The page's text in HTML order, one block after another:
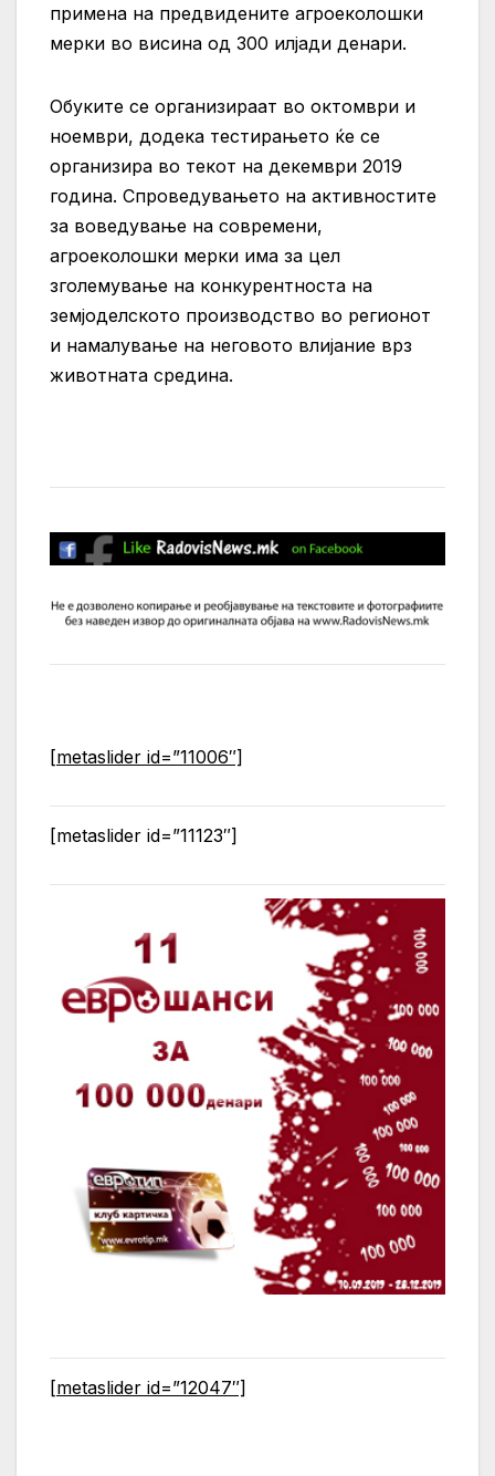
примена на предвидените агроеколошки
мерки во висина од 300 илјади денари.
Обуките се организираат во октомври и
ноември, додека тестирањето ќе се
организира во текот на декември 2019
година. Спроведувањето на активностите
за воведување на современи,
агроеколошки мерки има за цел
зголемување на конкурентноста на
земјоделското производство во регионот
и намалување на неговото влијание врз
животната средина.
[metaslider id=”11006″]
[metaslider id=”11123″]
[metaslider id=”12047″]